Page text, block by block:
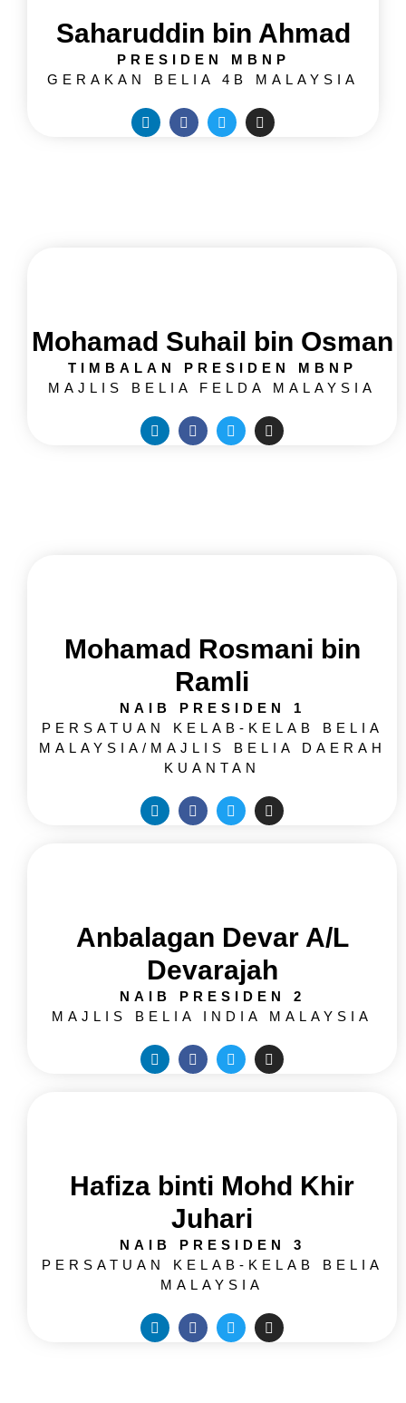
Saharuddin bin Ahmad
PRESIDEN MBNP
GERAKAN BELIA 4B MALAYSIA
Mohamad Suhail bin Osman
TIMBALAN PRESIDEN MBNP
MAJLIS BELIA FELDA MALAYSIA
Mohamad Rosmani bin
Ramli
NAIB PRESIDEN 1
PERSATUAN KELAB-KELAB BELIA
MALAYSIA/MAJLIS BELIA DAERAH
KUANTAN
Anbalagan Devar A/L
Devarajah
NAIB PRESIDEN 2
MAJLIS BELIA INDIA MALAYSIA
Hafiza binti Mohd Khir
Juhari
NAIB PRESIDEN 3
PERSATUAN KELAB-KELAB BELIA
MALAYSIA